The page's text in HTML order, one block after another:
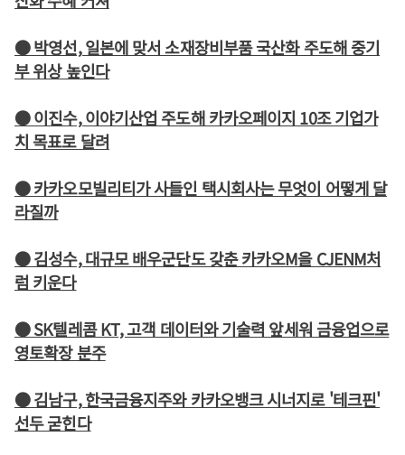
● 박영선, 일본에 맞서 소재장비부품 국산화 주도해 중기
부 위상 높인다
● 이진수, 이야기산업 주도해 카카오페이지 10조 기업가
치 목표로 달려
● 카카오모빌리티가 사들인 택시회사는 무엇이 어떻게 달
라질까
● 김성수, 대규모 배우군단도 갖춘 카카오M을 CJENM처
럼 키운다
● SK텔레콤 KT, 고객 데이터와 기술력 앞세워 금융업으로
영토확장 분주
● 김남구, 한국금융지주와 카카오뱅크 시너지로 '테크핀'
선두 굳힌다